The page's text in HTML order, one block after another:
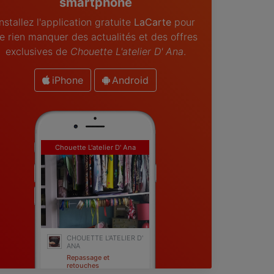
l'application gratuite LaCartepour
rien manquer des actualités et des offres
exclusives de Chouette L'atelier D' Ana.
iPhone Android
Chouette L'atelier D' Ana
CHOUETTE L'ATELIER D'
ANA
Repassage et
retouches